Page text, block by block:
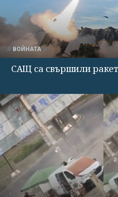
ВОЙНАТА
САЩ са свършили